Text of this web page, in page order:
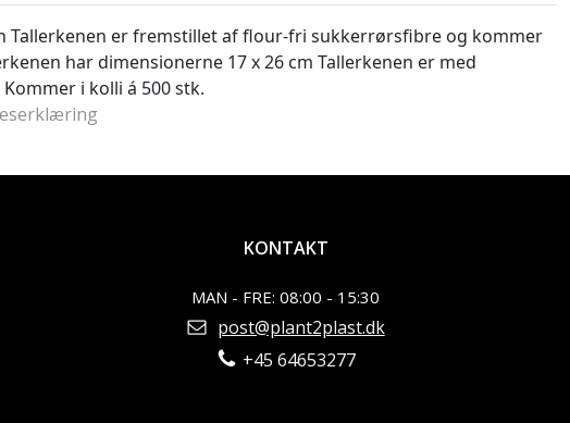
Tallerkenen er fremstillet af flour-fri sukkerrørsfibre og kommer
har dimensionerne 17 x 26 cm Tallerkenen er med
i kolli á 500 stk.
KONTAKT
MAN - FRE: 08:00 - 15:30
post@plant2plast.dk
+45 64653277